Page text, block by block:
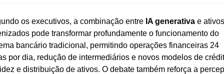
os executivos, a combinação entre IA generativa e ativos
pode transformar profundamente o funcionamento do
bancário tradicional, permitindo operações financeiras 24
por dia, redução de intermediários e novos modelos de
e distribuição de ativos. O debate também reforça a